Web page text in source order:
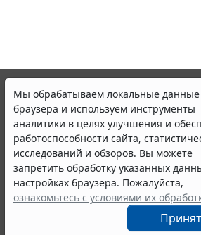
Мы обрабатываем локальные данные
браузера и используем инструменты
аналитики в целях улучшения и
работоспособности сайта,
исследований и обзоров. Вы можете
запретить обработку указанных
настройках браузера. Пожалуйста,
ознакомьтесь с условиями их
© ООО "НПП "ГАРАНТ-СЕРВИС", 2026.
участниками Российской
Все права на материалы сайта
Полное или частичное
Правила использования портала.
Портал ГАРАНТ.РУ зарегистрирован в
надзору в сфере
(Роскомнадзором), Эл № ФС77-58365
ООО "НПП "ГАРАНТ-СЕРВИС", 119234,
Разработчик ЭПС Система ГАРАНТ –